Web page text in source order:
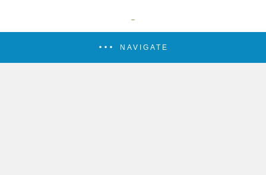
NAVIGATE